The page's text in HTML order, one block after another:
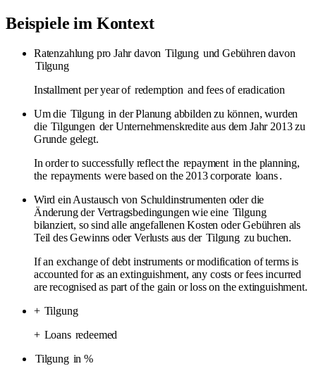
Beispiele im Kontext
Ratenzahlung pro Jahr davon Tilgung und Gebühren davon
Tilgung
Installment per year of redemption and fees of eradication
Um die Tilgung in der Planung abbilden zu können, wurden
die Tilgungen der Unternehmenskredite aus dem Jahr 2013 zu
Grunde gelegt.
In order to successfully reflect the repayment in the planning,
the repayments were based on the 2013 corporate loans.
Wird ein Austausch von Schuldinstrumenten oder die
Änderung der Vertragsbedingungen wie eine Tilgung
bilanziert, so sind alle angefallenen Kosten oder Gebühren als
Teil des Gewinns oder Verlusts aus der Tilgung zu buchen.
If an exchange of debt instruments or modification of terms is
accounted for as an extinguishment, any costs or fees incurred
are recognised as part of the gain or loss on the extinguishment.
+ Tilgung
+ Loans redeemed
Tilgung in %